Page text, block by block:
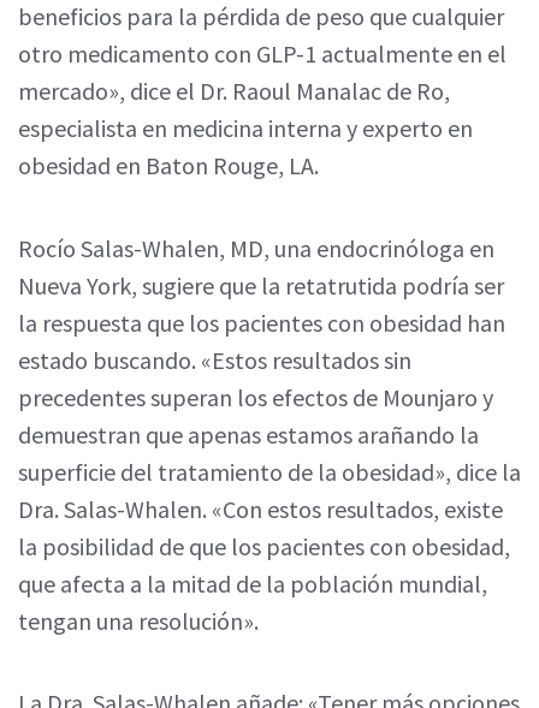
beneficios para la pérdida de peso que cualquier
otro medicamento con GLP-1 actualmente en el
mercado», dice el Dr. Raoul Manalac de Ro,
especialista en medicina interna y experto en
obesidad en Baton Rouge, LA.
Rocío Salas-Whalen, MD, una endocrinóloga en
Nueva York, sugiere que la retatrutida podría ser
la respuesta que los pacientes con obesidad han
estado buscando. «Estos resultados sin
precedentes superan los efectos de Mounjaro y
demuestran que apenas estamos arañando la
superficie del tratamiento de la obesidad», dice la
Dra. Salas-Whalen. «Con estos resultados, existe
la posibilidad de que los pacientes con obesidad,
que afecta a la mitad de la población mundial,
tengan una resolución».